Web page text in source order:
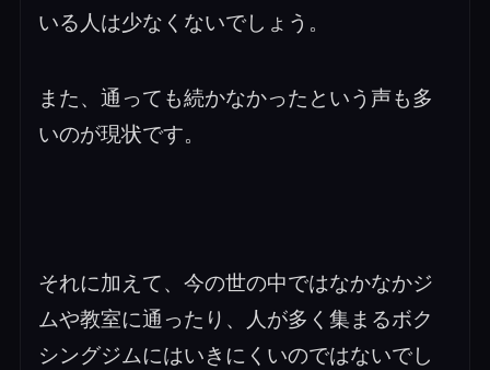
いる人は少なくないでしょう。
また、通っても続かなかったという声も多
いのが現状です。
それに加えて、今の世の中ではなかなかジ
ムや教室に通ったり、人が多く集まるボク
シングジムにはいきにくいのではないでし